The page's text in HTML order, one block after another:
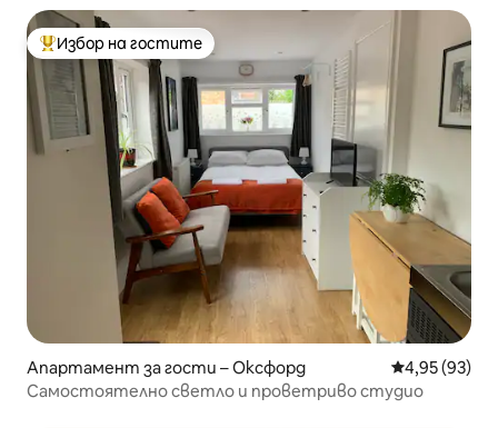
Най-популярен избор на гостите
Избор на гостите
Апартамент за гости – Оксфорд Средна
4,95 (93)
Самостоятелно светло и проветриво студио